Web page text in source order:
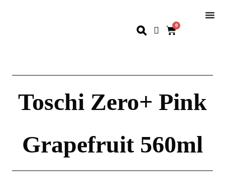
0
Toschi Zero+ Pink
Grapefruit 560ml